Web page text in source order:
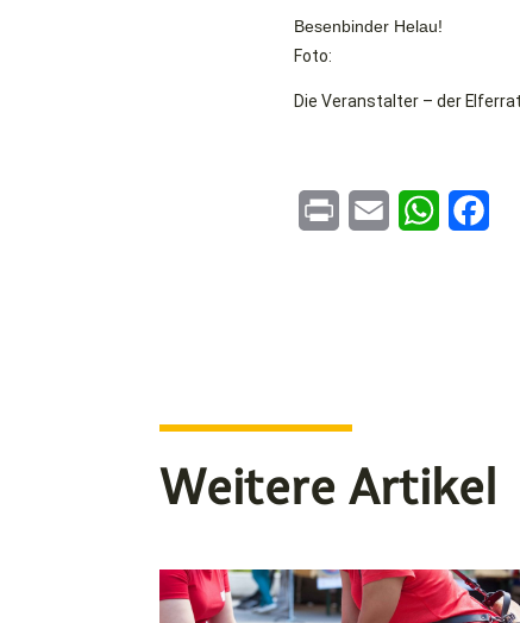
Besenbinder Helau!
Foto:
Die Veranstalter – der
Print Email WhatsApp
Weitere Artikel